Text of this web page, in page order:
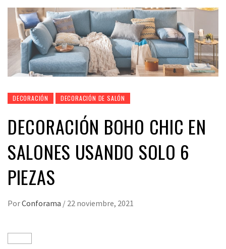
DECORACIÓN DECORACIÓN DE SALÓN
DECORACIÓN BOHO CHIC EN
SALONES USANDO SOLO 6
PIEZAS
PorConforama / 22 noviembre, 2021